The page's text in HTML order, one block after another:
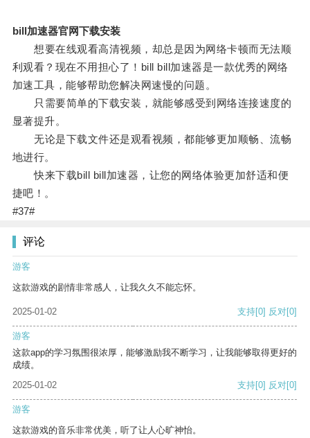
bill加速器官网下载安装
想要在线观看高清视频，却总是因为网络卡顿而无法顺
利观看？现在不用担心了！bill bill加速器是一款优秀的网络
加速工具，能够帮助您解决网速慢的问题。
只需要简单的下载安装，就能够感受到网络连接速度的
显著提升。
无论是下载文件还是观看视频，都能够更加顺畅、流畅
地进行。
快来下载bill bill加速器，让您的网络体验更加舒适和便
捷吧！。
#37#
评论
游客
这款游戏的剧情非常感人，让我久久不能忘怀。
2025-01-02 支持[0] 反对[0]
游客
这款app的学习氛围很浓厚，能够激励我不断学习，让我能够取得更好的
成绩。
2025-01-02
支持[0] 反对[0]
游客
这款游戏的音乐非常优美，听了让人心旷神怡。